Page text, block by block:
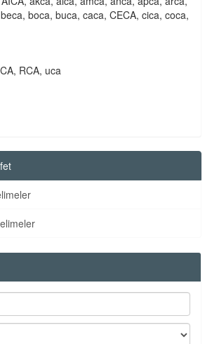
boca, buca, caca, CECA, cica, coca,
RCA, uca